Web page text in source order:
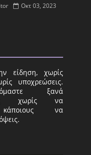
Οκτ 03, 2023
είδηση, χωρίς
υποχρεώσεις.
ξανά
χωρίς να
να